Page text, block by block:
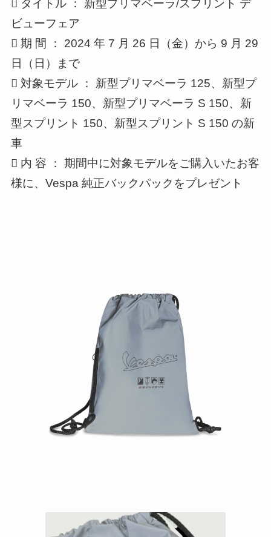
 タイトル ： 新型プリマベーラ/スプリント デ
ビューフェア
 期 間 ： 2024 年 7 月 26 日（金）から 9 月 29
日（日）まで
 対象モデル ： 新型プリマベーラ 125、新型プ
リマベーラ 150、新型プリマベーラ S 150、新
型スプリント 150、新型スプリント S 150 の新
車
 内 容 ： 期間中に対象モデルをご購入いたお客
様に、Vespa 純正バックパックをプレゼント